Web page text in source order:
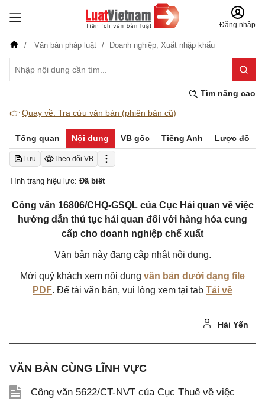
Đăng nhập
Văn bản pháp luật Doanh nghiệp, Xuất nhập khẩu
Tìm nâng cao
👉 Quay về: Tra cứu văn bản (phiên bản cũ)
Tổng quan Nội dung VB gốc Tiếng Anh Lược đồ
Lưu Theo dõi VB
Tình trạng hiệu lực: Đã biết
Công văn 16806/CHQ-GSQL của Cục Hải quan về việc
hướng dẫn thủ tục hải quan đối với hàng hóa cung
cấp cho doanh nghiệp chế xuất
Văn bản này đang cập nhật nội dung.
Mời quý khách xem nội dung văn bản dưới dạng file
PDF. Để tải văn bản, vui lòng xem tại tab Tải về
Hải Yến
VĂN BẢN CÙNG LĨNH VỰC
Công văn 5622/CT-NVT của Cục Thuế về việc